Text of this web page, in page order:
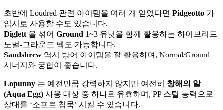
초반에 Loudred 관련 아이템을 여러 개 얻었다면 Pidgeotto 가
임시로 사용할 수도 있습니다.
Diglett을 섞어 Ground 1~3 유닛을 함께 활용하는 하이브리드
노멀-그라운드 덱도 가능합니다.
Sandshrew 역시 방어 아이템을 잘 활용하며, Normal/Ground
시너지와 궁합이 좋습니다.
Lopunny 는 예전만큼 강력하지 않지만 여전히 창해의 알
(Aqua Egg) 사용 대상 중 하나로 유효하며, PP 스틸 능력으로
상대를 ‘소프트 침묵’ 시킬 수 있습니다.